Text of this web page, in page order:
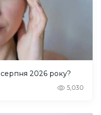
серпня 2026 року?
5,030